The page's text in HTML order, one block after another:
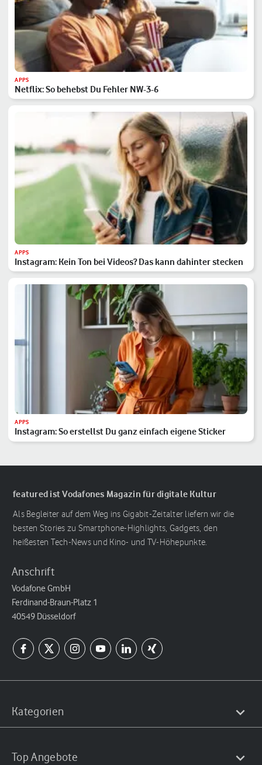
APPS
Netflix: So behebst Du Fehler NW-3-6
APPS
Instagram: Kein Ton bei Videos? Das kann dahinter stecken
APPS
Instagram: So erstellst Du ganz einfach eigene Sticker
featured ist Vodafones Magazin für digitale Kultur
Als Begleiter auf dem Weg ins Gigabit-Zeitalter liefern wir die
besten Stories zu Smartphone-Highlights, Gadgets, den
heißesten Tech-News und Kino- und TV-Höhepunkte.
Anschrift
Vodafone GmbH
Ferdinand-Braun-Platz 1
40549 Düsseldorf
Kategorien
Top Angebote